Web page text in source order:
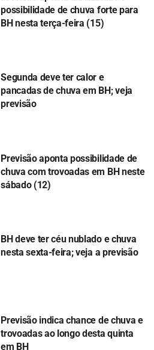
possibilidade de chuva forte para
BH nesta terça-feira (15)
Segunda deve ter calor e
pancadas de chuva em BH; veja
previsão
Previsão aponta possibilidade de
chuva com trovoadas em BH neste
sábado (12)
BH deve ter céu nublado e chuva
nesta sexta-feira; veja a previsão
Previsão indica chance de chuva e
trovoadas ao longo desta quinta
em BH